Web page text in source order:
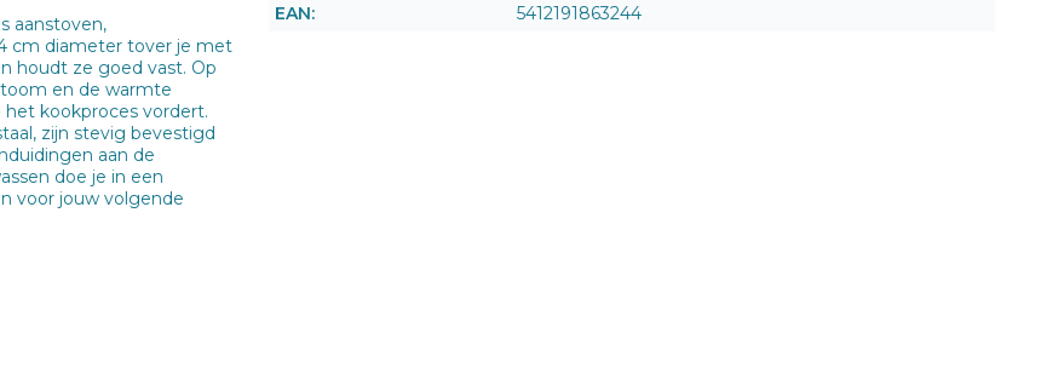
aanstoven,
cm diameter tover je met
houdt ze goed vast. Op
en de warmte
kookproces vordert.
zijn stevig bevestigd
aan de
doe je in een
voor jouw volgende
EAN: 5412191863244